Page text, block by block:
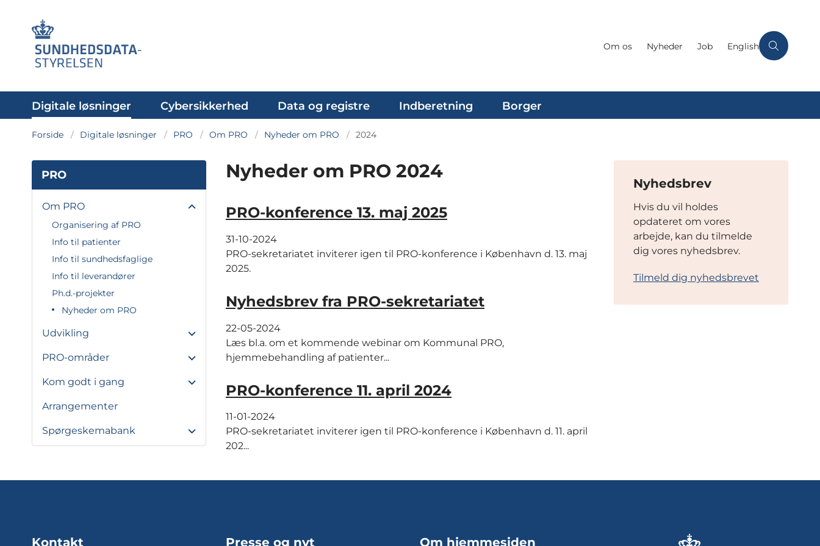
Om os Nyheder Job English
Digitale løsninger Cybersikkerhed Data og registre Indberetning Borger
Forside Digitale løsninger PRO Om PRO Nyheder om PRO 2024
PRO
Om PRO
Organisering af PRO
Info til patienter
Info til sundhedsfaglige
Info til leverandører
Ph.d.-projekter
Nyheder om PRO
Udvikling
PRO-områder
Kom godt i gang
Arrangementer
Spørgeskemabank
Nyheder om PRO 2024
PRO-konference 13. maj 2025
31-10-2024
PRO-sekretariatet inviterer igen til PRO-konference i København d. 13. maj
2025.
Nyhedsbrev fra PRO-sekretariatet
22-05-2024
Læs bl.a. om et kommende webinar om Kommunal PRO,
hjemmebehandling af patienter...
PRO-konference 11. april 2024
11-01-2024
PRO-sekretariatet inviterer igen til PRO-konference i København d. 11. april
202...
Nyhedsbrev
Hvis du vil holdes
opdateret om vores
arbejde, kan du tilmelde
dig vores nyhedsbrev.
Tilmeld dig nyhedsbrevet
Kontakt Presse og nyt Om hjemmesiden